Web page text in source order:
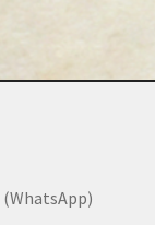
(WhatsApp)